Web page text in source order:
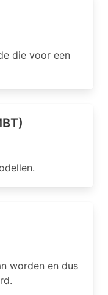
die voor een
worden en dus